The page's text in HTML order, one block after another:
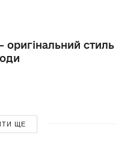
оригінальний стиль
ЩЕ